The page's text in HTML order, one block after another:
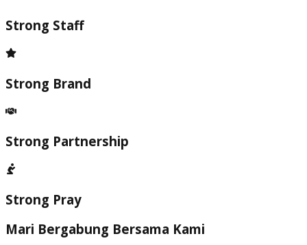
Strong Staff
Strong Brand
Strong Partnership
Strong Pray
Mari Bergabung Bersama Kami